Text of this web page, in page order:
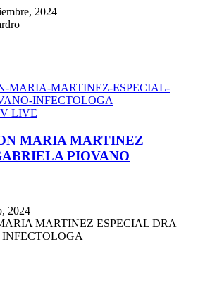
2024
LIVE
MARIA MARTINEZ
PIOVANO
2024
MARTINEZ ESPECIAL DRA